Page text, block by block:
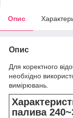
Опис
Опис
Для коректного
необхідно
вимірювань.
палива